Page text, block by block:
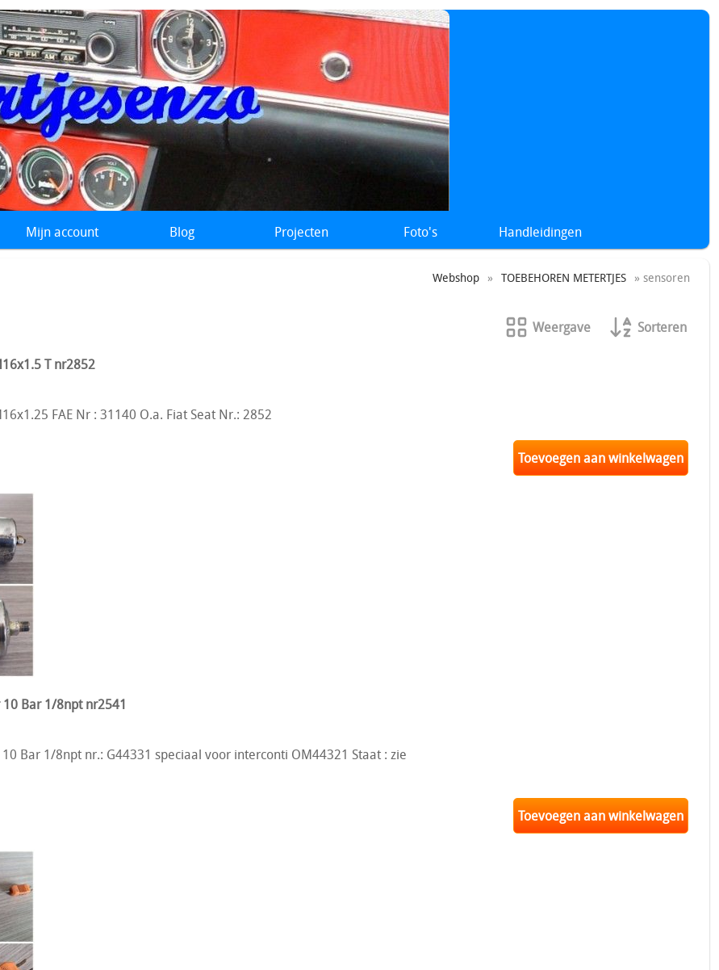
Mijn account Blog Projecten Foto's Handleidingen
Webshop » TOEBEHOREN METERTJES » sensoren
Weergave Sorteren
T nr2852
FAE Nr : 31140 O.a. Fiat Seat Nr.: 2852
Toevoegen aan winkelwagen
Bar 1/8npt nr2541
Bar 1/8npt nr.: G44331 speciaal voor interconti OM44321 Staat : zie
Toevoegen aan winkelwagen